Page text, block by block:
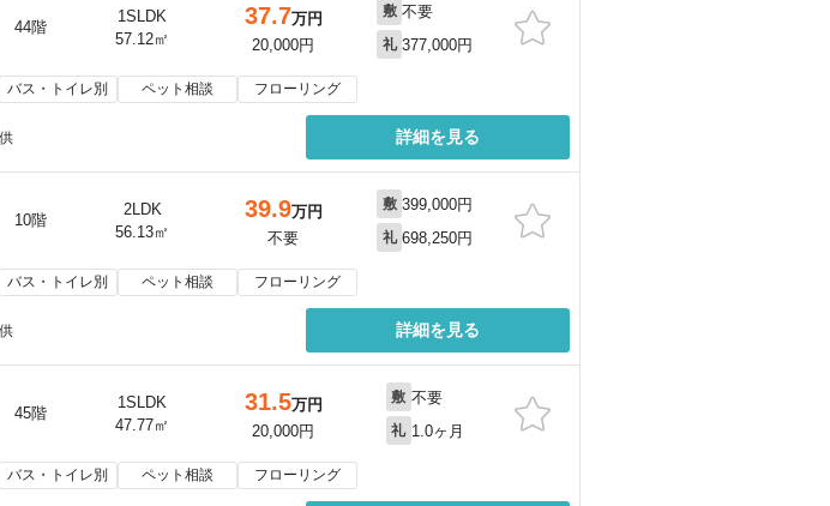
44階
1SLDK
57.12㎡
37.7万円
20,000円
敷 不要
礼 377,000円
バス・トイレ別 ペット相談 フローリング
詳細を見る
10階
2LDK
56.13㎡
39.9万円
不要
敷 399,000円
礼 698,250円
バス・トイレ別 ペット相談 フローリング
詳細を見る
45階
1SLDK
47.77㎡
31.5万円
20,000円
敷 不要
礼 1.0ヶ月
バス・トイレ別 ペット相談 フローリング